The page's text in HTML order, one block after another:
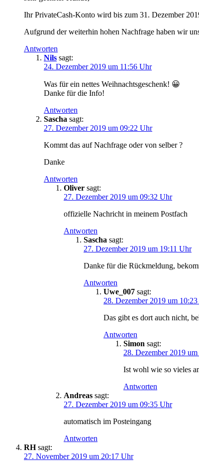
Ihr PrivateCash-Konto wird bis zum 31. Dezember
Aufgrund der weiterhin hohen Nachfrage haben wir
Antworten
Nils sagt:
24. Dezember 2019 um 11:56 Uhr
Was für ein nettes Weihnachtsgeschenk! 😀
Danke für die Info!
Antworten
Sascha sagt:
27. Dezember 2019 um 09:22 Uhr
Kommt das auf Nachfrage oder von selber ?
Danke
Antworten
Oliver sagt:
27. Dezember 2019 um 09:32 Uhr
offizielle Nachricht in meinem Postfach
Antworten
Sascha sagt:
27. Dezember 2019 um 19:11 Uhr
Danke für die Rückmeldung,
Antworten
Uwe_007 sagt:
28. Dezember 2019 um
Das gibt es dort auch nicht,
Antworten
Simon sagt:
28. Dezember 2019
Ist wohl wie so vieles
Antworten
Andreas sagt:
27. Dezember 2019 um 09:35 Uhr
automatisch im Posteingang
Antworten
RH sagt:
27. November 2019 um 20:17 Uhr